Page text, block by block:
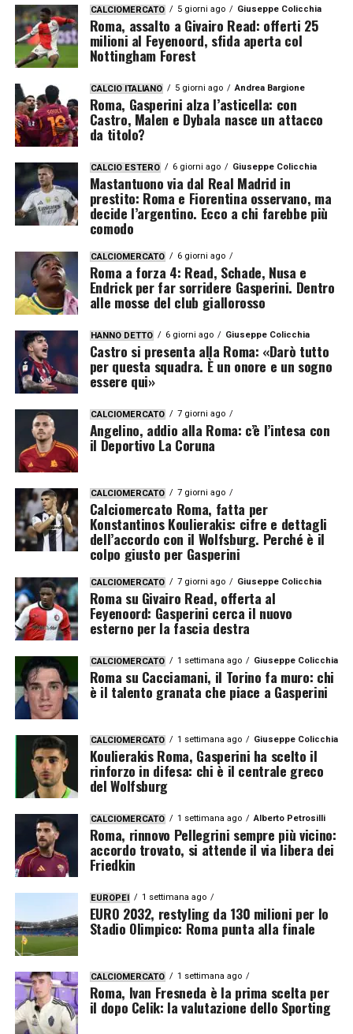
CALCIOMERCATO 5 giorni ago Giuseppe Colicchia
Roma, assalto a Givairo Read: offerti 25
milioni al Feyenoord, sfida aperta col
Nottingham Forest
CALCIO ITALIANO 5 giorni ago Andrea Bargione
Roma, Gasperini alza l’asticella: con
Castro, Malen e Dybala nasce un attacco
da titolo?
CALCIO ESTERO 6 giorni ago Giuseppe Colicchia
Mastantuono via dal Real Madrid in
prestito: Roma e Fiorentina osservano, ma
decide l’argentino. Ecco a chi farebbe più
comodo
CALCIOMERCATO 6 giorni ago
Roma a forza 4: Read, Schade, Nusa e
Endrick per far sorridere Gasperini. Dentro
alle mosse del club giallorosso
HANNO DETTO 6 giorni ago Giuseppe Colicchia
Castro si presenta alla Roma: «Darò tutto
per questa squadra. È un onore e un sogno
essere qui»
CALCIOMERCATO 7 giorni ago
Angelino, addio alla Roma: c’è l’intesa con
il Deportivo La Coruna
CALCIOMERCATO 7 giorni ago
Calciomercato Roma, fatta per
Konstantinos Koulierakis: cifre e dettagli
dell’accordo con il Wolfsburg. Perché è il
colpo giusto per Gasperini
CALCIOMERCATO 7 giorni ago Giuseppe Colicchia
Roma su Givairo Read, offerta al
Feyenoord: Gasperini cerca il nuovo
esterno per la fascia destra
CALCIOMERCATO 1 settimana ago Giuseppe Colicchia
Roma su Cacciamani, il Torino fa muro: chi
è il talento granata che piace a Gasperini
CALCIOMERCATO 1 settimana ago Giuseppe Colicchia
Koulierakis Roma, Gasperini ha scelto il
rinforzo in difesa: chi è il centrale greco
del Wolfsburg
CALCIOMERCATO 1 settimana ago Alberto Petrosilli
Roma, rinnovo Pellegrini sempre più vicino:
accordo trovato, si attende il via libera dei
Friedkin
EUROPEI 1 settimana ago
EURO 2032, restyling da 130 milioni per lo
Stadio Olimpico: Roma punta alla finale
CALCIOMERCATO 1 settimana ago
Roma, Ivan Fresneda è la prima scelta per
il dopo Celik: la valutazione dello Sporting